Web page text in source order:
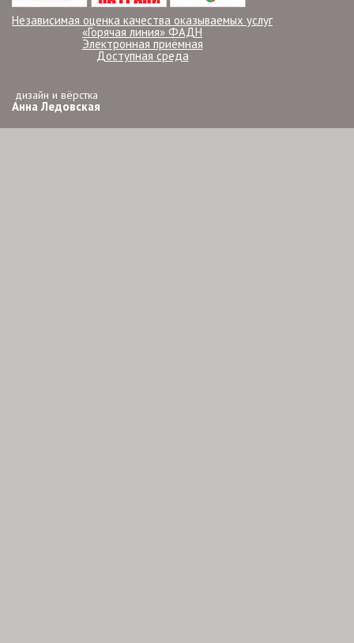
Независимая оценка качества оказываемых услуг
«Горячая линия» ФАДН
Электронная приёмная
Доступная среда
дизайн и вёрстка
Анна Ледовская